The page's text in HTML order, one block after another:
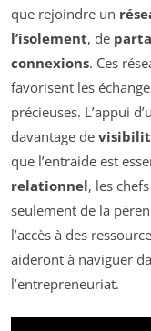
que rejoindre un
l’isolement, de
connexions. Ces
favorisent les
précieuses. L’appui
davantage de
que l’entraide est
relationnel, les
seulement de la
l’accès à des
aideront à naviguer
l’entrepreneuriat.